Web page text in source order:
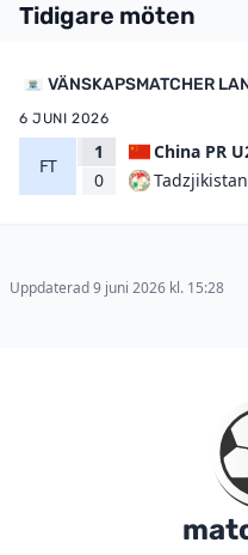
Tidigare möten
VÄNSKAPSMATCHER
6 JUNI 2026
FT
1
0
China PR
Uppdaterad 9 juni 2026 kl. 15:28